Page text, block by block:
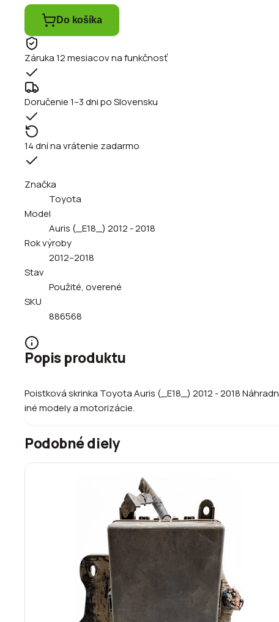
Do košíka
Záruka 12 mesiacov na funkčnosť
Doručenie 1–3 dni po Slovensku
14 dní na vrátenie zadarmo
Značka
Toyota
Model
Auris (_E18_) 2012 - 2018
Rok výroby
2012–2018
Stav
Použité, overené
SKU
886568
Popis produktu
Poistková skrinka Toyota Auris (_E18_) 2012 - 2018
iné modely a motorizácie.
Podobné diely